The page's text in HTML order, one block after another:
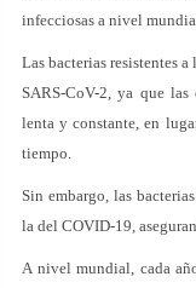
infecciosas a nivel
Las bacterias resistentes
SARS-CoV-2, ya que las
lenta y constante, en
tiempo.
Sin embargo, las
la del COVID-19,
A nivel mundial, cada